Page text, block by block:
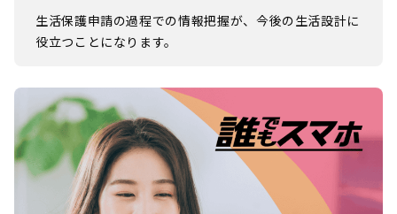
生活保護申請の過程での情報把握が、今後の生活設計に
役立つことになります。